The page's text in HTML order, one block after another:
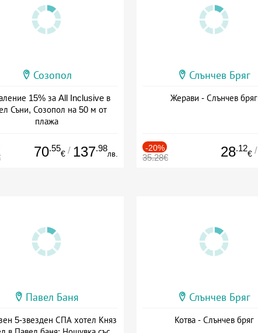
Созопол
15% за All Inclusive в
Съни, Созопол на 50 м от
плажа
70.55
€ / 137.98
лв.
Слънчев Бряг
Жерави - Слънчев бряг
-20%
35.28€ 28.12
€ /
Павел Баня
5-звезден СПА хотел Княз
Слънчев Бряг
Котва - Слънчев бряг